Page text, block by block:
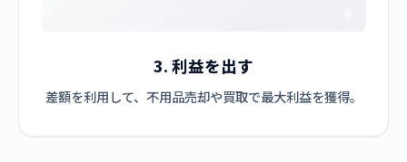
3. 利益を出す
差額を利用して、不用品売却や買取で最大利益を獲得。